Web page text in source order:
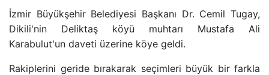
İzmir Büyükşehir Belediyesi Başkanı Dr. Cemil Tugay,
Dikili'nin Deliktaş köyü muhtarı Mustafa Ali
Karabulut'un daveti üzerine köye geldi.
Rakiplerini geride bırakarak seçimleri büyük bir farkla